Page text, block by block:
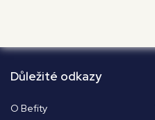
Důležité odkazy
O Befity